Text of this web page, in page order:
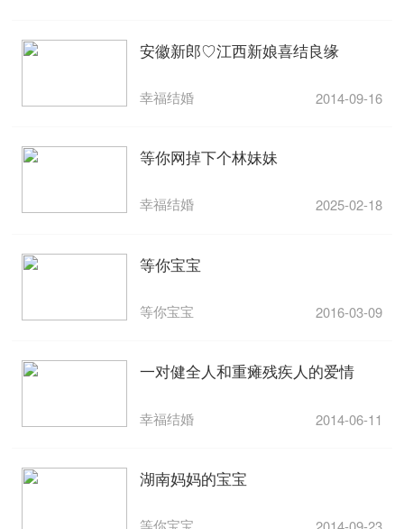
安徽新郎♡江西新娘喜结良缘
幸福结婚 2014-09-16
等你网掉下个林妹妹
幸福结婚 2025-02-18
等你宝宝
等你宝宝 2016-03-09
一对健全人和重瘫残疾人的爱情
幸福结婚 2014-06-11
湖南妈妈的宝宝
等你宝宝